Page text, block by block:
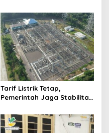
Ekosistem Hidrogen
Nasional
Tarif Listrik Tetap,
Pemerintah Jaga Stabilitas